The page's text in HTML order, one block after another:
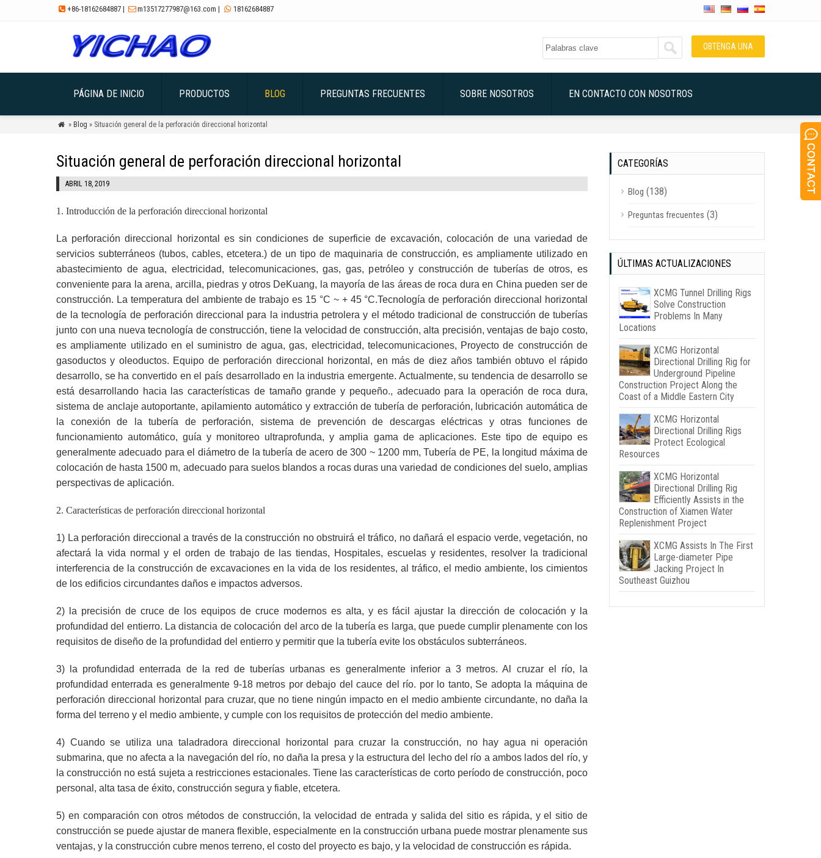
 +86-18162684887 | m13517277987@163.com |  18162684887
OBTENGA UNA
PÁGINA DE INICIO PRODUCTOS BLOG PREGUNTAS FRECUENTES SOBRE NOSOTROS EN CONTACTO CON NOSOTROS
 » Blog » Situación general de la perforación direccional horizontal
Situación general de perforación direccional horizontal
ABRIL 18, 2019
1. Introducción de la perforación direccional horizontal
La perforación direccional horizontal es sin condiciones de superficie de excavación, colocación de una variedad de
servicios subterráneos (tubos, cables, etcetera.) de un tipo de maquinaria de construcción, es ampliamente utilizado en
abastecimiento de agua, electricidad, telecomunicaciones, gas, gas, petróleo y construcción de tuberías de otros, es
conveniente para la arena, arcilla, piedras y otros DeKuang, la mayoría de las áreas de roca dura en China pueden ser de
construcción. La temperatura del ambiente de trabajo es 15 °C ~ + 45 °C.Tecnología de perforación direccional horizontal
de la tecnología de perforación direccional para la industria petrolera y el método tradicional de construcción de tuberías
junto con una nueva tecnología de construcción, tiene la velocidad de construcción, alta precisión, ventajas de bajo costo,
es ampliamente utilizado en el suministro de agua, gas, electricidad, telecomunicaciones, Proyecto de construcción de
gasoductos y oleoductos. Equipo de perforación direccional horizontal, en más de diez años también obtuvo el rápido
desarrollo, se ha convertido en el país desarrollado en la industria emergente. Actualmente, su tendencia de desarrollo se
está desarrollando hacia las características de tamaño grande y pequeño., adecuado para la operación de roca dura,
sistema de anclaje autoportante, apilamiento automático y extracción de tubería de perforación, lubricación automática de
la conexión de la tubería de perforación, sistema de prevención de descargas eléctricas y otras funciones de
funcionamiento automático, guía y monitoreo ultraprofunda, y amplia gama de aplicaciones. Este tipo de equipo es
generalmente adecuado para el diámetro de la tubería de acero de 300 ~ 1200 mm, Tubería de PE, la longitud máxima de
colocación de hasta 1500 m, adecuado para suelos blandos a rocas duras una variedad de condiciones del suelo, amplias
perspectivas de aplicación.
2. Características de perforación direccional horizontal
1) La perforación direccional a través de la construcción no obstruirá el tráfico, no dañará el espacio verde, vegetación, no
afectará la vida normal y el orden de trabajo de las tiendas, Hospitales, escuelas y residentes, resolver la tradicional
interferencia de la construcción de excavaciones en la vida de los residentes, al tráfico, el medio ambiente, los cimientos
de los edificios circundantes daños e impactos adversos.
2) la precisión de cruce de los equipos de cruce modernos es alta, y es fácil ajustar la dirección de colocación y la
profundidad del entierro. La distancia de colocación del arco de la tubería es larga, que puede cumplir plenamente con los
requisitos de diseño de la profundidad del entierro y permitir que la tubería evite los obstáculos subterráneos.
3) la profundidad enterrada de la red de tuberías urbanas es generalmente inferior a 3 metros. Al cruzar el río, la
profundidad enterrada es generalmente 9-18 metros por debajo del cauce del río. por lo tanto, Se adopta la máquina de
perforación direccional horizontal para cruzar, que no tiene ningún impacto en el medio ambiente circundante, no daña la
forma del terreno y el medio ambiente, y cumple con los requisitos de protección del medio ambiente.
4) Cuando se utiliza una taladradora direccional horizontal para cruzar la construcción, no hay agua ni operación
submarina, que no afecta a la navegación del río, no daña la presa y la estructura del lecho del río a ambos lados del río, y
la construcción no está sujeta a restricciones estacionales. Tiene las características de corto período de construcción, poco
personal, alta tasa de éxito, construcción segura y fiable, etcetera.
5) en comparación con otros métodos de construcción, la velocidad de entrada y salida del sitio es rápida, y el sitio de
construcción se puede ajustar de manera flexible, especialmente en la construcción urbana puede mostrar plenamente sus
ventajas, y la construcción cubre menos terreno, el costo del proyecto es bajo, y la velocidad de construcción es rápida.
CATEGORÍAS
Blog (138)
Preguntas frecuentes (3)
ÚLTIMAS ACTUALIZACIONES
XCMG Tunnel Drilling Rigs
Solve Construction
Problems In Many
Locations
XCMG Horizontal
Directional Drilling Rig for
Underground Pipeline
Construction Project Along the
Coast of a Middle Eastern City
XCMG Horizontal
Directional Drilling Rigs
Protect Ecological
Resources
XCMG Horizontal
Directional Drilling Rig
Efficiently Assists in the
Construction of Xiamen Water
Replenishment Project
XCMG Assists In The First
Large-diameter Pipe
Jacking Project In
Southeast Guizhou